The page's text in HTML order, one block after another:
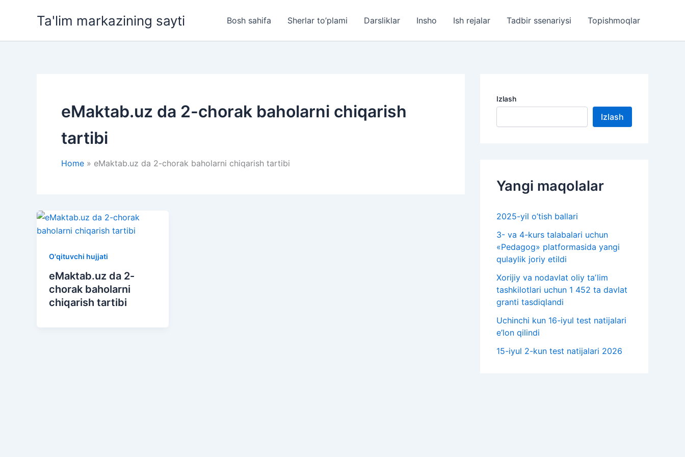
Ta'lim markazining sayti Bosh sahifa Sherlar to’plami Darsliklar Insho Ish rejalar Tadbir ssenariysi Topishmoqlar
eMaktab.uz da 2-chorak baholarni chiqarish
tartibi
Home eMaktab.uz da 2-chorak baholarni chiqarish tartibi
O'qituvchi hujjati
eMaktab.uz da 2-
chorak baholarni
chiqarish tartibi
Izlash
Izlash
Yangi maqolalar
2025-yil o’tish ballari
3- va 4-kurs talabalari uchun
«Pedagog» platformasida yangi
qulaylik joriy etildi
Xorijiy va nodavlat oliy taʼlim
tashkilotlari uchun 1 452 ta davlat
granti tasdiqlandi
Uchinchi kun 16-iyul test natijalari
e’lon qilindi
15-iyul 2-kun test natijalari 2026